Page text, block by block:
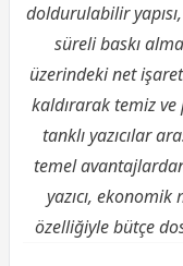
doldurulabilir
süreli baskı
üzerindeki net
kaldırarak temiz
tanklıyazıcılar
temel
yazıcı,
özelliğiyle bütçe